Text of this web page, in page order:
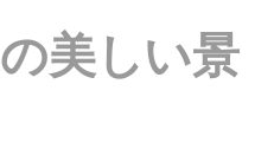
美しい景